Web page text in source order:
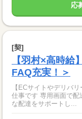
応
[契]
【羽村×高時給
FAQ充実！＞
【ECサイトやデリバ
仕事です 専用画面で
な配達をサポートし...